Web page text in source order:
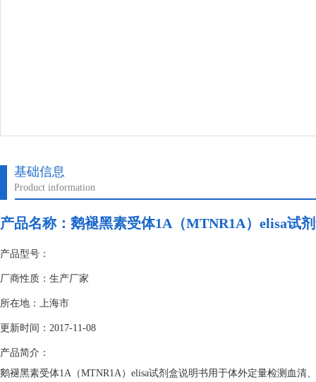
基础信息
Product information
产品名称： 鹅褪黑素受体1A（MTNR1A）elisa试
产品型号：
厂商性质：生产厂家
所在地：上海市
更新时间：2017-11-08
产品简介：
鹅褪黑素受体1A（MTNR1A）elisa试剂盒说明书用于体外定量检测血